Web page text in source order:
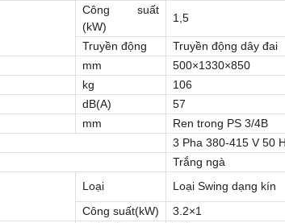
Công suất
(kW)
1,5
Truyền động
Truyền động dây đai
mm
500×1330×850
kg
106
dB(A)
57
mm Ren trong PS 3/4B
3 Pha 380-415 V 50
Trắng ngà
Loại
Loại Swing dạng kín
Công suất(kW)
3.2×1